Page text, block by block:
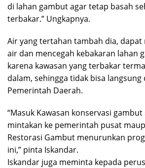
di lahan gambut agar tetap basah
terbakar.” Ungkapnya.
Air yang tertahan tambah dia,
air dan mencegah kebakaran lahan
karena kawasan yang terbakar
dalam, sehingga tidak bisa
Pemerintah Daerah.
“Masuk Kawasan konservasi
mintakan ke pemerintah pusat
Restorasi Gambut menurunkan
ini,” pinta Iskandar.
Iskandar juga meminta kepada